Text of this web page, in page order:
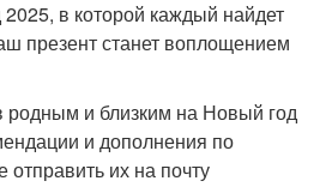
в которой каждый найдет
презент станет воплощением
родным и близким на Новый год
и дополнения по
их на почту